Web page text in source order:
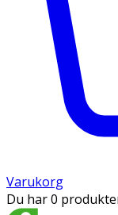
Varukorg
Du har 0